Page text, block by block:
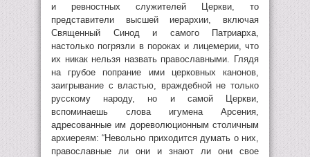
и ревностных служителей Церкви, то
представители высшей иерархии, включая
Священный Синод и самого Патриарха,
настолько погрязли в пороках и лицемерии, что
их никак нельзя назвать православными. Глядя
на грубое попрание ими церковных канонов,
заигрывание с властью, враждебной не только
русскому народу, но и самой Церкви,
вспоминаешь слова игумена Арсения,
адресованные им дореволюционным столичным
архиереям: “Невольно приходится думать о них,
православные ли они и знают ли они свое